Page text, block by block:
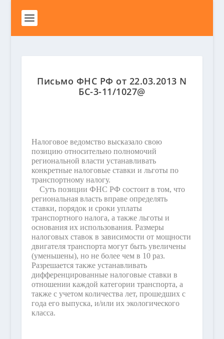
Письмо ФНС РФ от 22.03.2013 N
БС-3-11/1027@
Налоговое ведомство высказало свою
позицию относительно полномочий
региональной власти устанавливать
конкретные налоговые ставки и льготы по
транспортному налогу.
Суть позиции ФНС РФ состоит в том, что
региональная власть вправе определять
ставки, порядок и сроки уплаты
транспортного налога, а также льготы и
основания их использования. Размеры
налоговых ставок в зависимости от мощности
двигателя транспорта могут быть увеличены
(уменьшены), но не более чем в 10 раз.
Разрешается также устанавливать
дифференцированные налоговые ставки в
отношении каждой категории транспорта, а
также с учетом количества лет, прошедших с
года его выпуска, и/или их экологического
класса.